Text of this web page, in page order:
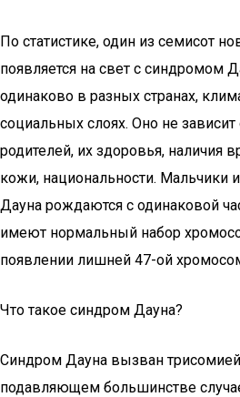
По статистике, один из семисот
появляется на свет с синдромом
одинаково в разных странах,
социальных слоях. Оно не
родителей, их здоровья, наличия
кожи, национальности. Мальчики
Дауна рождаются с одинаковой
имеют нормальный набор
появлении лишней 47-ой
Что такое синдром Дауна?
Синдром Дауна вызван
подавляющем большинстве